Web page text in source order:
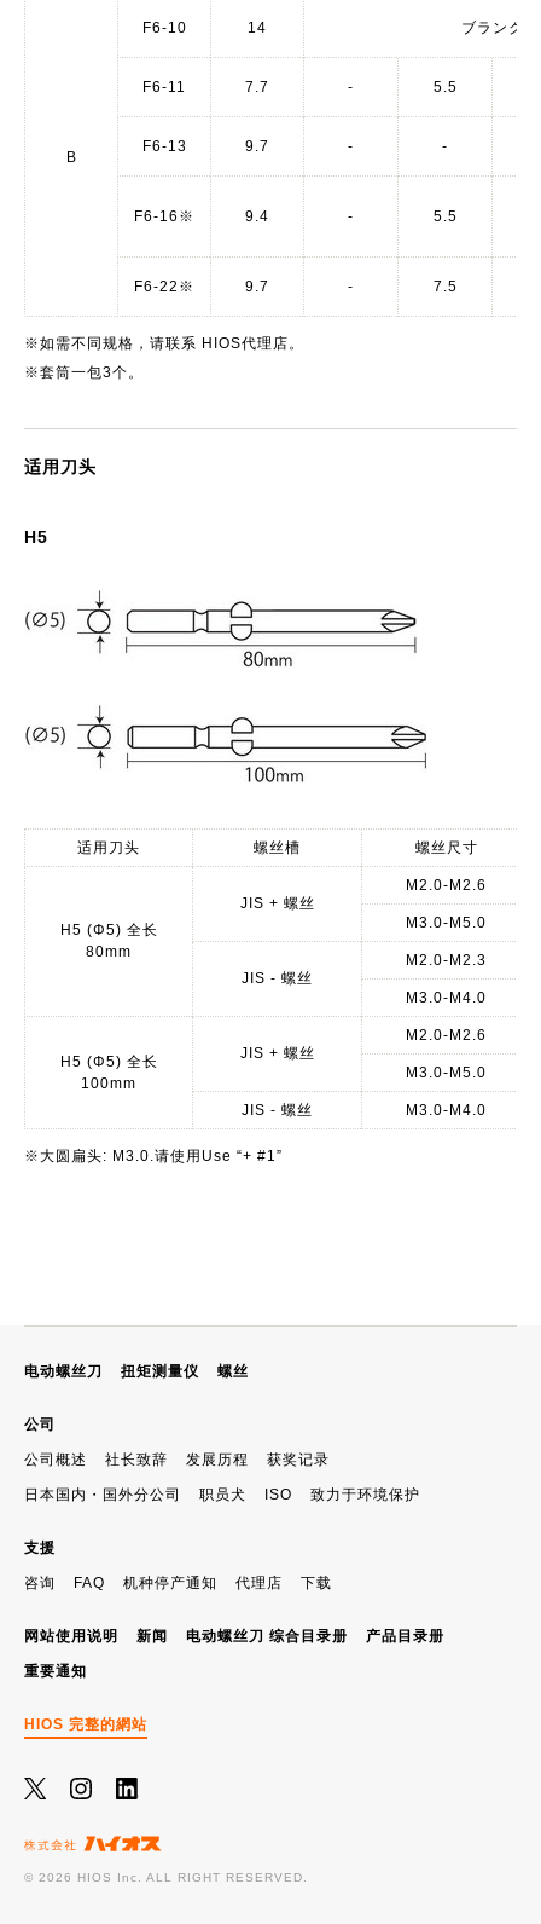
B
F6-10 14 ブランク
F6-11 7.7 - 5.5
F6-13 9.7 - -
F6-16※ 9.4 - 5.5
F6-22※ 9.7 - 7.5
※如需不同规格，请联系 HIOS代理店。
※套筒一包3个。
适用刀头
H5
适用刀头 螺丝槽 螺丝尺寸
H5 (Φ5) 全长
80mm
JIS + 螺丝
M2.0-M2.6
M3.0-M5.0
JIS - 螺丝
M2.0-M2.3
M3.0-M4.0
H5 (Φ5) 全长
100mm
JIS + 螺丝
M2.0-M2.6
M3.0-M5.0
JIS - 螺丝 M3.0-M4.0
※大圆扁头: M3.0.请使用Use “+ #1”
电动螺丝刀 扭矩测量仪 螺丝
公司
公司概述 社长致辞 发展历程 获奖记录
日本国内・国外分公司 职员犬 ISO 致力于环境保护
支援
咨询 FAQ 机种停产通知 代理店 下载
网站使用说明 新闻 电动螺丝刀 综合目录册 产品目录册
重要通知
HIOS 完整的網站
© 2026 HIOS Inc. ALL RIGHT RESERVED.